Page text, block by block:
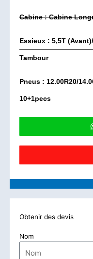
Cabine : Cabine
Essieux : 5,5T
Tambour
Pneus : 12.00R20/
10+1pecs
Obtenir des devis
Nom